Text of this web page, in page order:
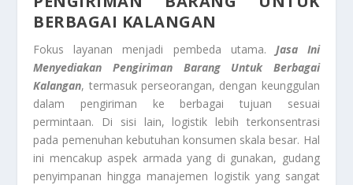
BERBAGAI KALANGAN
Fokus layanan menjadi pembeda utama. Jasa Ini
Menyediakan Pengiriman Barang Untuk Berbagai
Kalangan, termasuk perseorangan, dengan keunggulan
dalam pengiriman ke berbagai tujuan sesuai
permintaan. Di sisi lain, logistik lebih terkonsentrasi
pada pemenuhan kebutuhan konsumen skala besar. Hal
ini mencakup aspek armada yang di gunakan, gudang
penyimpanan hingga manajemen logistik yang sangat